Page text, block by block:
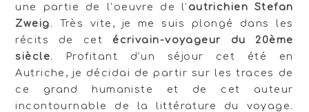
une partie de l’oeuvre de l’ autrichien Stefan
Zweig. Très vite, je me suis plongé dans les
récits de cet écrivain-voyageur du 20ème
siècle. Profitant d’un séjour cet été en
Autriche, je décidai de partir sur les traces de
ce grand humaniste et de cet auteur
incontournable de la littérature du voyage.